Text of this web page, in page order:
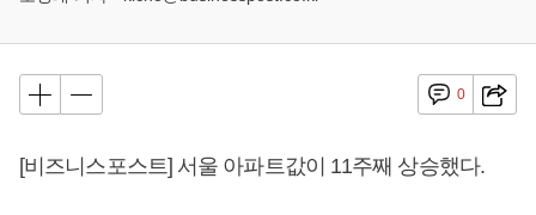
0
[비즈니스포스트] 서울 아파트값이 11주째 상승했다.